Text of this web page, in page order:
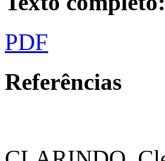
PDF
Referências